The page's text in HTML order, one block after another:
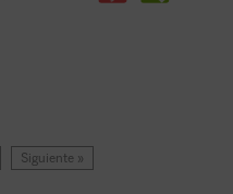
Siguiente »